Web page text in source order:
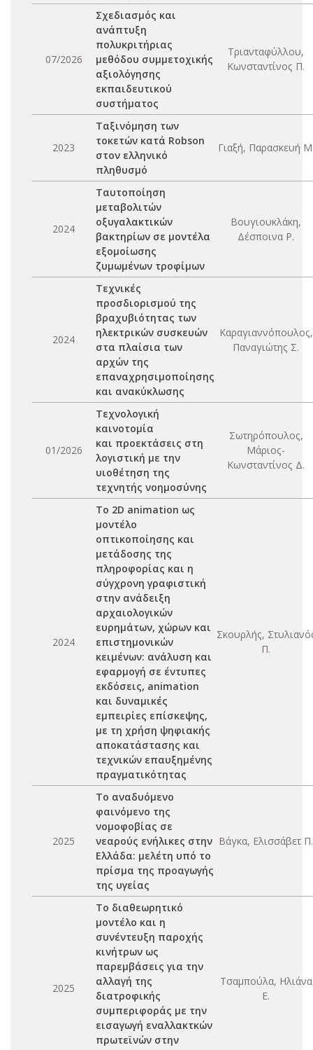
07/2026
Σχεδιασμός και
ανάπτυξη
πολυκριτήριας
μεθόδου συμμετοχικής
αξιολόγησης
εκπαιδευτικού
συστήματος
Τριανταφύλλου,
Κωνσταντίνος Π.
2023
Ταξινόμηση των
τοκετών κατά Robson
στον ελληνικό
πληθυσμό
Γιαξή, Παρασκευή
2024
Ταυτοποίηση
μεταβολιτών
οξυγαλακτικών
βακτηρίων σε μοντέλα
εξομοίωσης
ζυμωμένων τροφίμων
Βουγιουκλάκη,
Δέσποινα Ρ.
2024
Τεχνικές
προσδιορισμού της
βραχυβιότητας των
ηλεκτρικών συσκευών
στα πλαίσια των
αρχών της
επαναχρησιμοποίησης
και ανακύκλωσης
Καραγιαννόπουλος,
Παναγιώτης Σ.
01/2026
Τεχνολογική
καινοτομία
και προεκτάσεις στη
λογιστική με την
υιοθέτηση της
τεχνητής νοημοσύνης
Σωτηρόπουλος,
Μάριος-
Κωνσταντίνος Δ.
2024
Το 2D animation ως
μοντέλο
οπτικοποίησης και
μετάδοσης της
πληροφορίας και η
σύγχρονη γραφιστική
στην ανάδειξη
αρχαιολογικών
ευρημάτων, χώρων και
επιστημονικών
κειμένων: ανάλυση και
εφαρμογή σε έντυπες
εκδόσεις, animation
και δυναμικές
εμπειρίες επίσκεψης,
με τη χρήση ψηφιακής
αποκατάστασης και
τεχνικών επαυξημένης
πραγματικότητας
Σκουρλής,
Π.
2025
Το αναδυόμενο
φαινόμενο της
νομοφοβίας σε
νεαρούς ενήλικες στην
Ελλάδα: μελέτη υπό το
πρίσμα της προαγωγής
της υγείας
Βάγκα, Ελισσάβετ Π.
2025
Το διαθεωρητικό
μοντέλο και η
συνέντευξη παροχής
κινήτρων ως
παρεμβάσεις για την
αλλαγή της
διατροφικής
συμπεριφοράς με την
εισαγωγή εναλλακτκών
πρωτεϊνών στην
Τσαμπούλα, Ηλιάνα
Ε.